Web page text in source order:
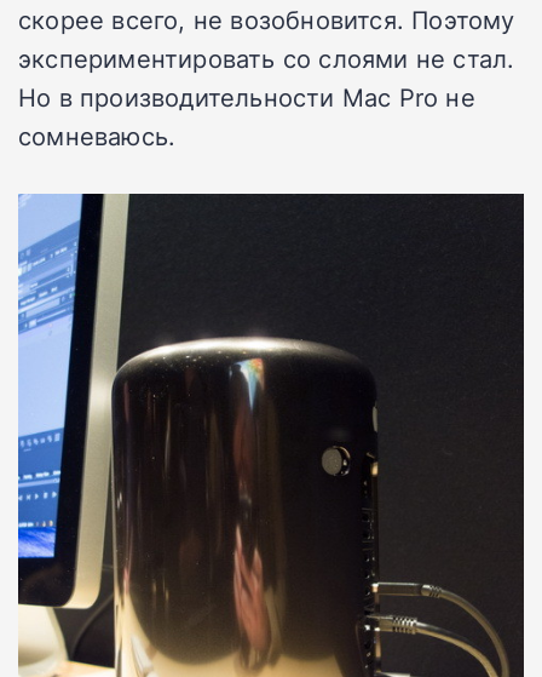
скорее всего, не возобновится. Поэтому
экспериментировать со слоями не стал.
Но в производительности Mac Pro не
сомневаюсь.